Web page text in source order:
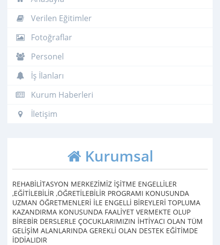
Verilen Eğitimler
Fotoğraflar
Personel
İş İlanları
Kurum Haberleri
İletişim
Kurumsal
REHABİLİTASYON MERKEZİMİZ İŞİTME ENGELLİLER
,EĞİTİLEBİLİR ,ÖĞRETİLEBİLİR PROGRAMI KONUSUNDA
UZMAN ÖĞRETMENLERİ İLE ENGELLİ BİREYLERİ TOPLUMA
KAZANDIRMA KONUSUNDA FAALİYET VERMEKTE OLUP
BİREBİR DERSLERLE ÇOCUKLARIMIZIN İHTİYACI OLAN TÜM
GELİŞİM ALANLARINDA GEREKLİ OLAN DESTEK EĞİTİMDE
İDDİALIDIR